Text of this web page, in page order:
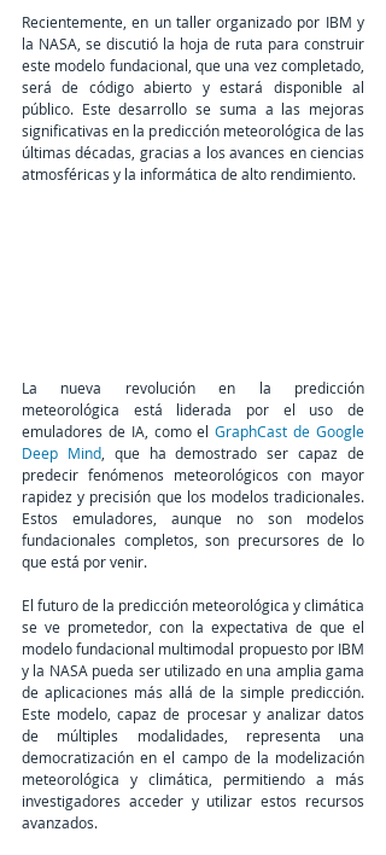
Recientemente, en un taller organizado por IBM y
la NASA, se discutió la hoja de ruta para construir
este modelo fundacional, que una vez completado,
será de código abierto y estará disponible al
público. Este desarrollo se suma a las mejoras
significativas en la predicción meteorológica de las
últimas décadas, gracias a los avances en ciencias
atmosféricas y la informática de alto rendimiento.
La nueva revolución en la predicción
meteorológica está liderada por el uso de
emuladores de IA, como el GraphCast de Google
Deep Mind, que ha demostrado ser capaz de
predecir fenómenos meteorológicos con mayor
rapidez y precisión que los modelos tradicionales.
Estos emuladores, aunque no son modelos
fundacionales completos, son precursores de lo
que está por venir.
El futuro de la predicción meteorológica y climática
se ve prometedor, con la expectativa de que el
modelo fundacional multimodal propuesto por IBM
y la NASA pueda ser utilizado en una amplia gama
de aplicaciones más allá de la simple predicción.
Este modelo, capaz de procesar y analizar datos
de múltiples modalidades, representa una
democratización en el campo de la modelización
meteorológica y climática, permitiendo a más
investigadores acceder y utilizar estos recursos
avanzados.